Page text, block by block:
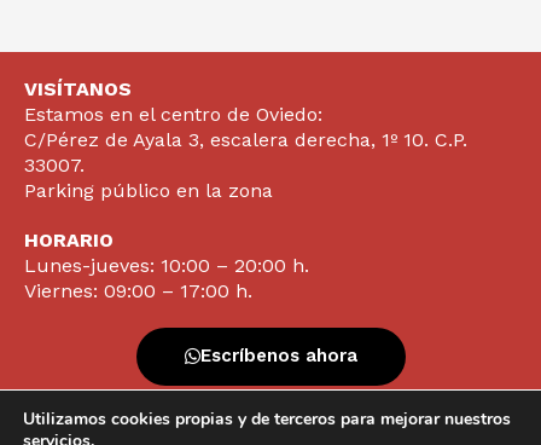
VISÍTANOS
Estamos en el centro de Oviedo:
C/Pérez de Ayala 3, escalera derecha, 1º 10. C.P.
33007.
Parking público en la zona
HORARIO
Lunes-jueves: 10:00 – 20:00 h.
Viernes: 09:00 – 17:00 h.
Escríbenos ahora
Utilizamos cookies propias y de terceros para mejorar nuestros